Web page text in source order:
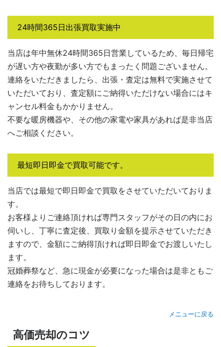
24時間365日出張買取実施中
当店は年中無休24時間365日営業しているため、毎日帰宅
が遅い方や夜勤が多い方でもまったく問題ございません。
連絡をいただきましたら、出張・査定は無料で実施させて
いただいており、査定額にご納得いただけない場合にはキ
ャンセル料金もかかりません。
不要な暖房機器や、その他の家電や家具があれば是非当店
へご相談ください。
最短即日即金で買取可能です。
当店では最短で即日即金で買取をさせていただいておりま
す。
お客様よりご連絡頂ければ専門スタッフがその日の内にお
伺いし、丁寧に査定後、買取り金額を提示させていただき
ますので、金額にご納得頂ければ即日即金でお渡しいたし
ます。
冠婚葬祭など、急に現金が必要になった場合は是非ともご
連絡をお待ちしております。
メニューに戻る
高価売却のコツ